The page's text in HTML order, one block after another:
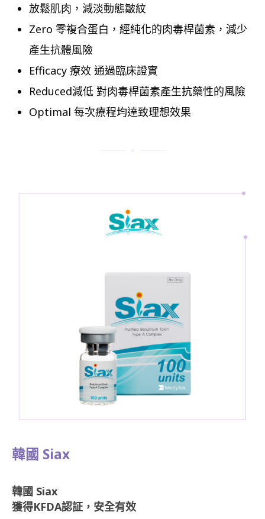
放鬆肌肉，減淡動態皺紋
Zero 零複合蛋白，經純化的肉毒桿菌素，減少
產生抗體風險
Efficacy 療效 通過臨床證實
Reduced減低 對肉毒桿菌素產生抗藥性的風險
Optimal 每次療程均達致理想效果
韓國 Siax
韓國 Siax
獲得KFDA認証，安全有效